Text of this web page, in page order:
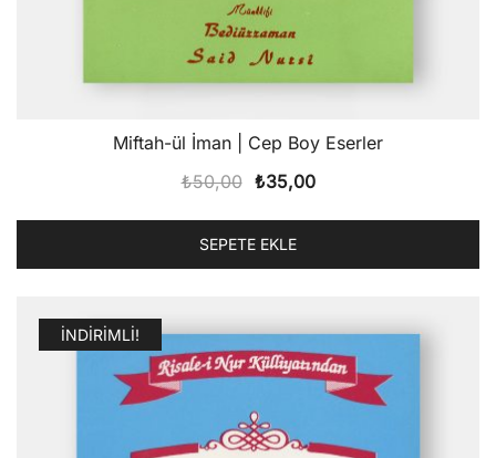
Miftah-ül İman | Cep Boy Eserler
₺50,00 Orijinal
₺50,00.
₺35,00Şu
₺35,00.
SEPETE EKLE
İNDIRIMLI!